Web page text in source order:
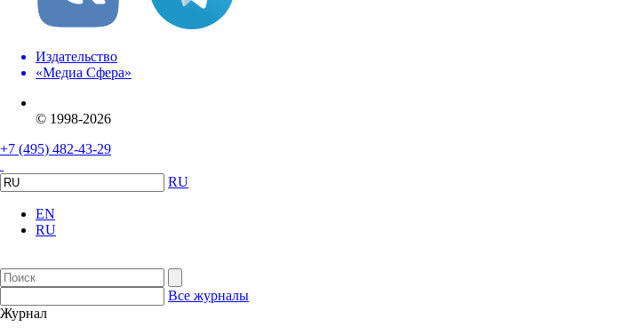
Издательство
«Медиа Сфера»
© 1998-2026
+7 (495) 482-43-29
RU
EN
RU
Все журналы
Журнал